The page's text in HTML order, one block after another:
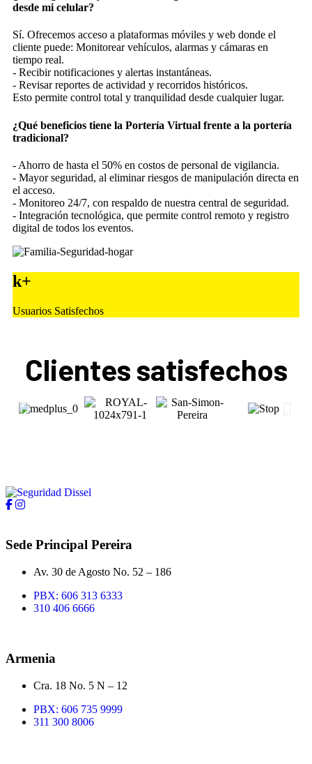
desde mi celular?
Sí. Ofrecemos acceso a plataformas móviles y web donde el
cliente puede: Monitorear vehículos, alarmas y cámaras en
tiempo real.
- Recibir notificaciones y alertas instantáneas.
- Revisar reportes de actividad y recorridos históricos.
Esto permite control total y tranquilidad desde cualquier lugar.
¿Qué beneficios tiene la Portería Virtual frente a la portería
tradicional?
- Ahorro de hasta el 50% en costos de personal de vigilancia.
- Mayor seguridad, al eliminar riesgos de manipulación directa en
el acceso.
- Monitoreo 24/7, con respaldo de nuestra central de seguridad.
- Integración tecnológica, que permite control remoto y registro
digital de todos los eventos.
k+
Usuarios Satisfechos
Clientes satisfechos
Sede Principal Pereira
Av. 30 de Agosto No. 52 – 186
PBX: 606 313 6333
310 406 6666
Armenia
Cra. 18 No. 5 N – 12
PBX: 606 735 9999
311 300 8006